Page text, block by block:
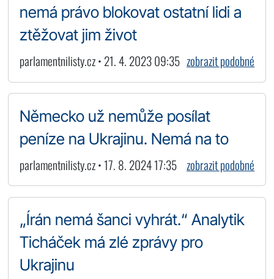
nemá právo blokovat ostatní lidi a
ztěžovat jim život
parlamentnilisty.cz • 21. 4. 2023 09:35 zobrazit podobné
Německo už nemůže posílat
peníze na Ukrajinu. Nemá na to
parlamentnilisty.cz • 17. 8. 2024 17:35 zobrazit podobné
„Írán nemá šanci vyhrát.“ Analytik
Ticháček má zlé zprávy pro
Ukrajinu